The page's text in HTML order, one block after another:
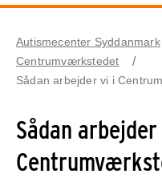
Autismecenter Syddanmark
Centrumværkstedet
Sådan arbejder vi i
Sådan